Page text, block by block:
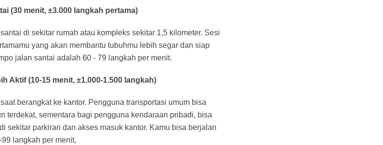
(30 menit, ±3.000 langkah pertama)
di sekitar rumah atau kompleks sekitar 1,5 kilometer. Sesi
yang akan membantu tubuhmu lebih segar dan siap
jalan santai adalah 60 - 79 langkah per menit.
Aktif (10-15 menit, ±1.000-1.500 langkah)
berangkat ke kantor. Pengguna transportasi umum bisa
terdekat, sementara bagi pengguna kendaraan pribadi, bisa
sekitar parkiran dan akses masuk kantor. Kamu bisa berjalan
langkah per menit,